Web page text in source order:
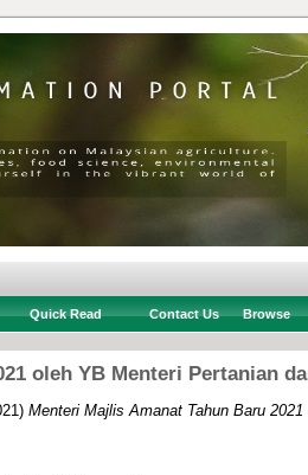
Quick Read Contact Us Browse
oleh YB Menteri Pertanian
Menteri Majlis Amanat Tahun Baru